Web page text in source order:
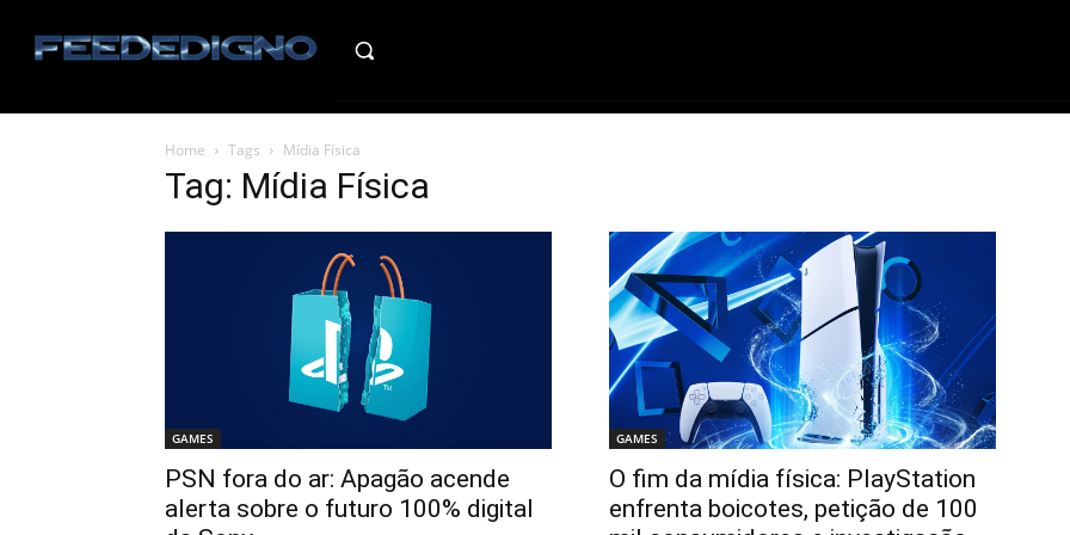
Home Tags Mídia Física
Tag: Mídia Física
GAMES
PSN fora do ar: Apagão acende
alerta sobre o futuro 100% digital
GAMES
O fim da mídia física: PlayStation
enfrenta boicotes, petição de 100